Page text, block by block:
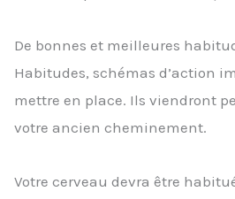
De bonnes et meilleures
Habitudes, schémas d’action
mettre en place. Ils viendront
votre ancien cheminement.
Votre cerveau devra être